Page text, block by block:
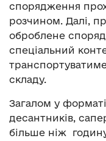
спорядження
розчином. Далі,
оброблене
спеціальний
складу.
Загалом у
десантників,
більше ніж